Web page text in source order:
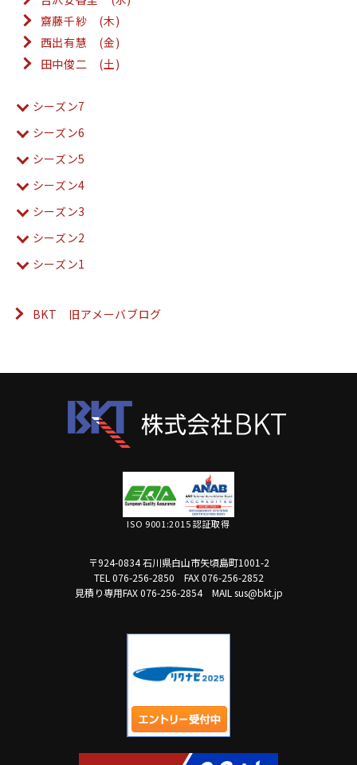
齋藤千紗 (木)
西出有慧 (金)
田中俊二 (土)
シーズン7
シーズン6
シーズン5
シーズン4
シーズン3
シーズン2
シーズン1
BKT 旧アメーバブログ
ISO 9001:2015 認証取得
〒924-0834 石川県白山市矢頃島町1001-2
TEL 076-256-2850
FAX 076-256-2852
見積り専用FAX 076-256-2854
MAIL sus@bkt.jp